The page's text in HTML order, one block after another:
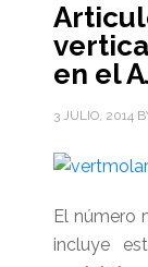
en el
3 JULIO, 2014
El número
incluye